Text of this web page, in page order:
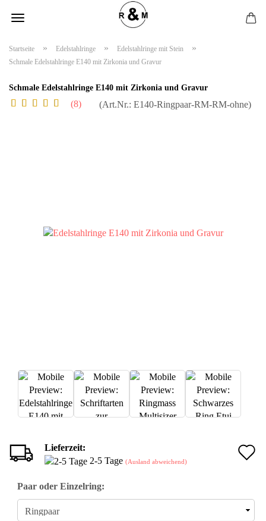
Startseite » Edelstahlringe » Edelstahlringe mit Stein »
Schmale Edelstahlringe E140 mit Zirkonia und Gravur
Schmale Edelstahlringe E140 mit Zirkonia und Gravur
8 (Art.Nr.: E140-Ringpaar-RM-RM-ohne)
Lieferzeit:
2-5 Tage (Ausland abweichend)
Paar oder Einzelring: